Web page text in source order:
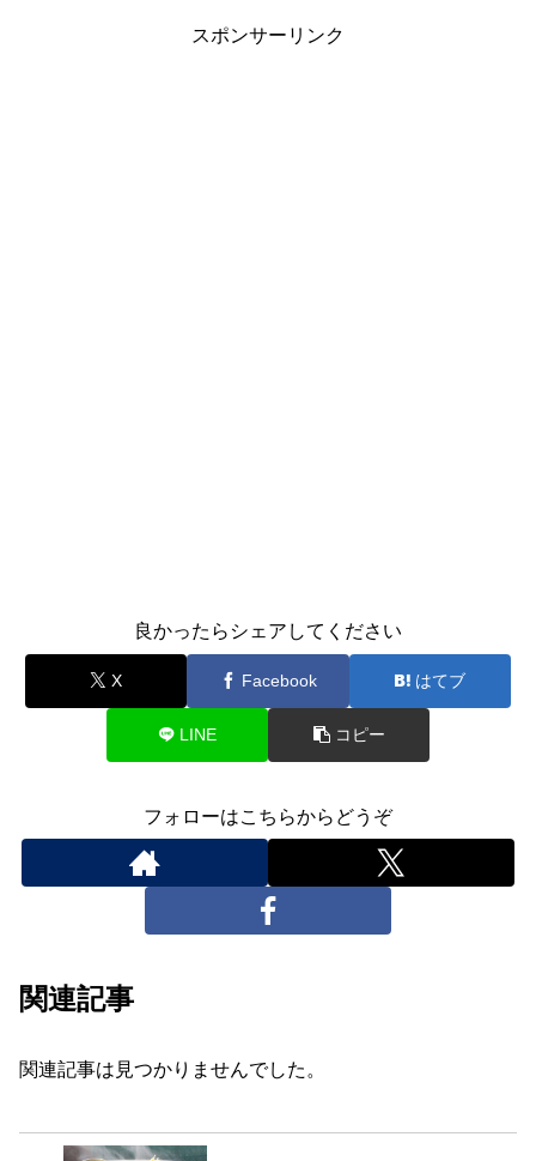
スポンサーリンク
良かったらシェアしてください
X Facebook はてブ
LINE コピー
フォローはこちらからどうぞ
関連記事
関連記事は見つかりませんでした。